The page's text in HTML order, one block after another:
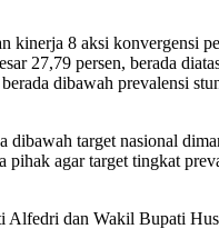
kinerja 8 aksi konvergensi
27,79 persen, berada
dibawah prevalensi
target nasional
pihak agar target tingkat
Alfedri dan Wakil Bupati